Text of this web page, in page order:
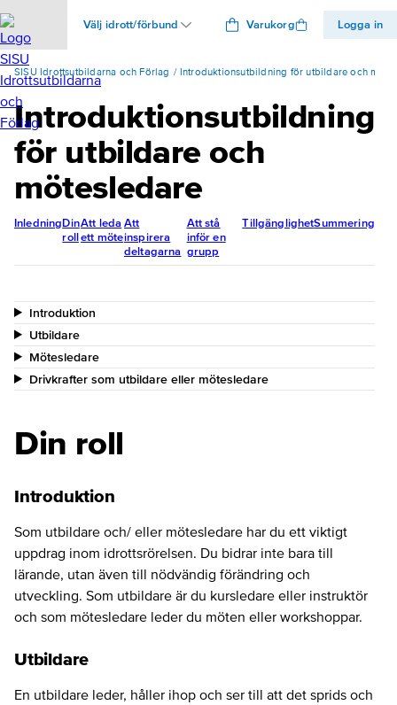
Välj idrott/förbund Varukorg Logga in
SISU Idrottsutbildarna och Förlag Introduktionsutbildning för utbildare och
Introduktionsutbildning
för utbildare och
mötesledare
InledningDin
roll
Att leda
ett möte
Att
inspirera
deltagarna
Att stå
inför en
grupp
TillgänglighetSummering
Introduktion
Utbildare
Mötesledare
Drivkrafter som utbildare eller mötesledare
Din roll
Introduktion
Som utbildare och/ eller mötesledare har du ett viktigt
uppdrag inom idrottsrörelsen. Du bidrar inte bara till
lärande, utan även till nödvändig förändring och
utveckling. Som utbildare är du kursledare eller instruktör
och som mötesledare leder du möten eller workshoppar.
Utbildare
En utbildare leder, håller ihop och ser till att det sprids och